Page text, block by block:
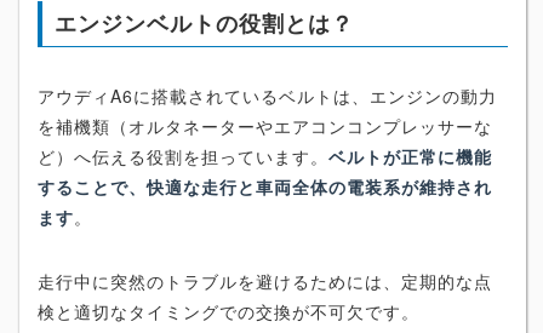
エンジンベルトの役割とは？
アウディA6に搭載されているベルトは、エンジンの動力
を補機類（オルタネーターやエアコンコンプレッサーな
ど）へ伝える役割を担っています。 ベルトが正常に機能
することで、快適な走行と車両全体の電装系が維持され
ます。
走行中に突然のトラブルを避けるためには、定期的な点
検と適切なタイミングでの交換が不可欠です。